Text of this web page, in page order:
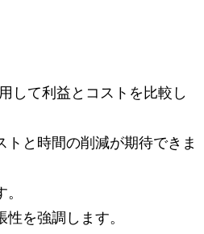
して利益とコストを比較し
と時間の削減が期待できま
を強調します。